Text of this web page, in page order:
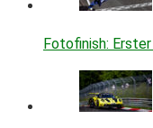
Fotofinish: